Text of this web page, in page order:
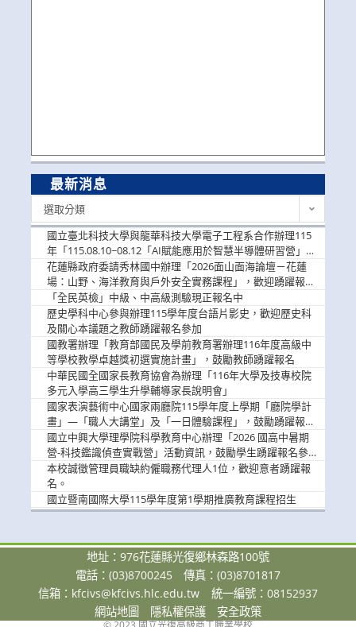
最新消息
選取分類
國立臺北科技大學與龍華科技大學電子工程系合作辦理115
年「115.08.10~08.12「AI賦能應用於智慧半導體研習營」，
歡迎學生踴躍報名參加
花蓮縣政府委請秀林國中辦理「2026面山面海論壇－花蓮
場：山野、海洋教育與戶外安全實務課程」，歡迎踴躍報名
參加
「全民英檢」中級、中高級測驗現正報名中
歷史學科中心參與辦理115學年度台語片影史，歡迎歷史科
及關心本議題之教師踴躍報名參加
國教署辦理「教育部國民及學前教育署辦理116年度高級中
等學校教學卓越獎初選實施計畫」，鼓勵教師踴躍報名
中華民國全國家長教育協會為辦理「116年大學及技專校院
多元入學高三學生升學輔導家長說明會」
國家表演藝術中心國家兩廳院115學年度上學期「廳院學計
畫」—「職人大講堂」及「一日體驗課程」，鼓勵踴躍報名
參與。
國立中興大學理學院科學教育中心辦理「2026 國高中暑期
營-科技鑑識偵查實戰營」活動資訊，鼓勵學生踴躍報名參
加。
本校誠徵管理員職缺約僱職務代理人1位，歡迎意者踴躍報
名。
國立暨南國際大學115學年度第1學期推廣教育課程招生
地址：976花蓮縣光復鄉林森路100號
電話：(03)8700245
傳真：(03)8701817
信箱： kfcivs@kfcivs.hlc.edu.tw
統一編號：08152937
網站地圖
隱私權保護 安全政策